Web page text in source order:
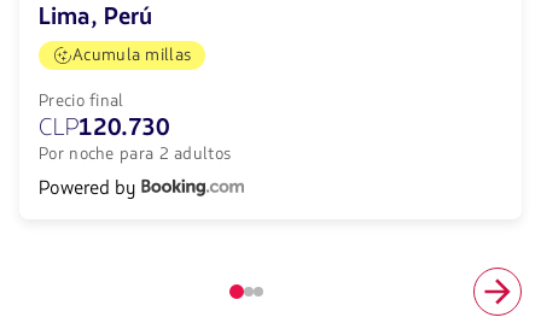
Lima, Perú
Acumula millas
Precio final
CLP120.730
Por noche para 2 adultos
Powered by
Elemento